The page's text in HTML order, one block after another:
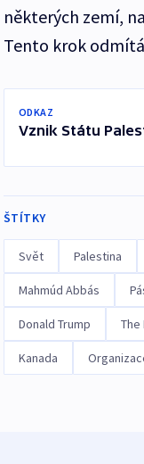
některých zemí,
Tento krok
ODKAZ
Vznik Státu
ŠTÍTKY
Svět Palestina
Mahmúd Abbás
Donald Trump The
Kanada